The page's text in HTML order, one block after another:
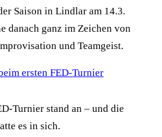
Saison in Lindlar am 14.3.
danach ganz im Zeichen von
und Teamgeist.
ersten FED-Turnier
Turnier stand an – und die
es in sich.